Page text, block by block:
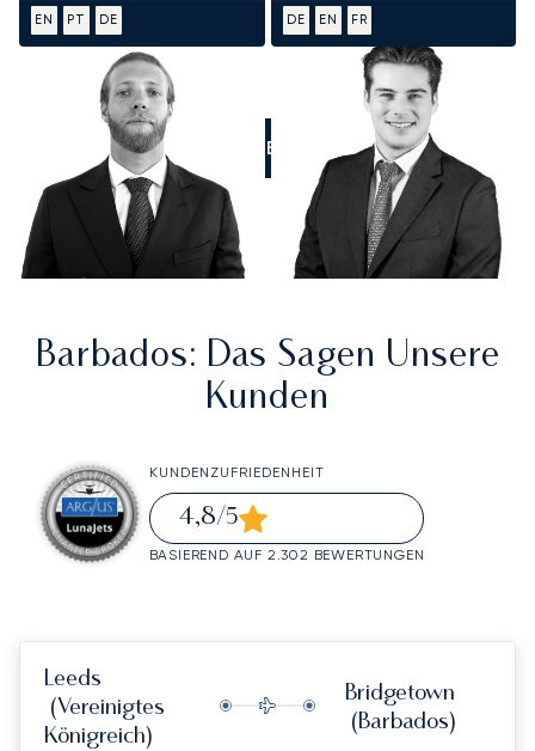
EN PT DE DE EN FR
RUFEN SIE UNS AN
Barbados: Das Sagen Unsere
Kunden
KUNDENZUFRIEDENHEIT
4,8/5
BASIEREND AUF 2.302 BEWERTUNGEN
Leeds
(Vereinigtes
Königreich)
Bridgetown
(Barbados)